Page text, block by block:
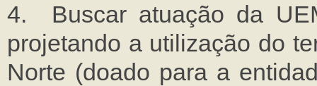
4. Buscar atuação da
projetando a utilização do
Norte (doado para a